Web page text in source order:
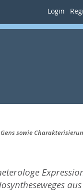
Login
sowie